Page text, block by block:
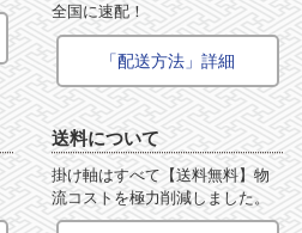
全国に速配！
「配送方法」詳細
送料について
掛け軸はすべて【送料無料】物
流コストを極力削減しました。